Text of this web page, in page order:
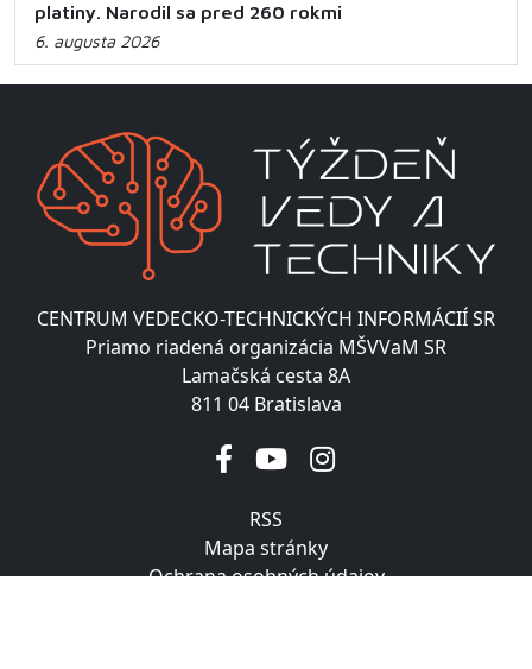
platiny. Narodil sa pred 260 rokmi
6. augusta 2026
CENTRUM VEDECKO-TECHNICKÝCH INFORMÁCIÍ SR
Priamo riadená organizácia MŠVVaM SR
Lamačská cesta 8A
811 04 Bratislava
RSS
Mapa stránky
Ochrana osobných údajov